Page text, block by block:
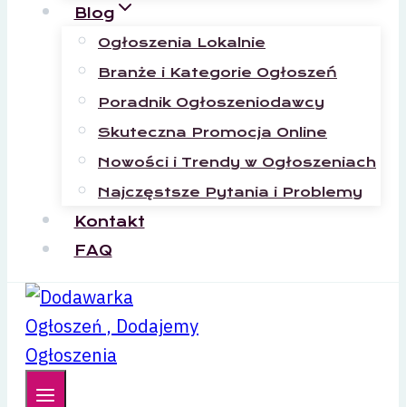
Blog
Ogłoszenia Lokalnie
Branże i Kategorie Ogłoszeń
Poradnik Ogłoszeniodawcy
Skuteczna Promocja Online
Nowości i Trendy w Ogłoszeniach
Najczęstsze Pytania i Problemy
Kontakt
FAQ